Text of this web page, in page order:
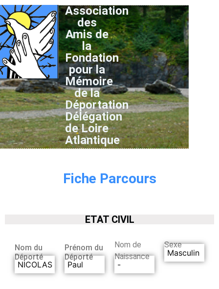
Association
des
Amis de
la
Fondation
pour la
Mémoire
de la
Déportation
Délégation
de Loire
Atlantique
Fiche Parcours
ETAT CIVIL
Nom du
Déporté
NICOLAS
Prénom du
Déporté
Paul
Nom de
Naissance
-
Sexe
Masculin